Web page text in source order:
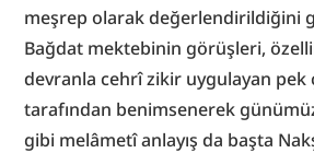
meşrep olarak değerlendirildiğini
Bağdat mektebinin görüşleri,
devranla cehrî zikir uygulayan
tarafından benimsenerek
gibi melâmetî anlayış da başta